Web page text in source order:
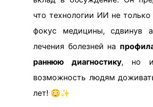
что технологии ИИ не только
фокус медицины, сдвинув
лечения болезней на
раннюю диагностику, но и
возможность людям
лет! 😳✨